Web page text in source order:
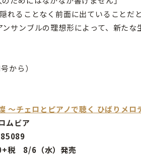
れることなく前面に出ていることだ
サンブルの理想形によって、新た
から）
〜チェロとピアノで聴く ひばりメロ
ムビア
税 8/6（水）発売